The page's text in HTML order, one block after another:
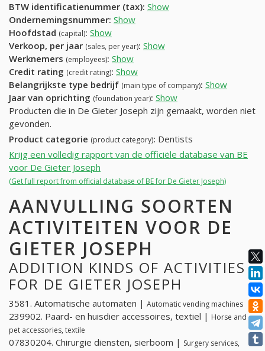
BTW identificatienummer (tax): Show
Ondernemingsnummer: Show
Hoofdstad (capital): Show
Verkoop, per jaar (sales, per year): Show
Werknemers (employees): Show
Credit rating (credit rating): Show
Belangrijkste type bedrijf (main type of company): Show
Jaar van oprichting (foundation year): Show
Producten die in De Gieter Joseph zijn gemaakt, worden niet
gevonden.
Product categorie (product category): Dentists
Krijg een volledig rapport van de officiële database van BE
voor De Gieter Joseph
(Get full report from official database of BE for De Gieter Joseph)
AANVULLING SOORTEN
ACTIVITEITEN VOOR DE
GIETER JOSEPH
ADDITION KINDS OF ACTIVITIES
FOR DE GIETER JOSEPH
3581. Automatische automaten | Automatic vending machines
239902. Paard- en huisdier accessoires, textiel | Horse and
pet accessories, textile
07830204. Chirurgie diensten, sierboom | Surgery services,